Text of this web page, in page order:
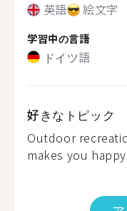
英語 絵文字
学習中の言語
ドイツ語
好きなトピック
Outdoor
makes you